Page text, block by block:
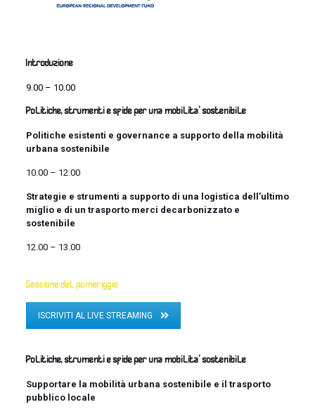
Introduzione
9.00 – 10.00
Politiche, strumenti e sfide per una mobilita’ sostenibile
Politiche esistenti e governance a supporto della mobilità
urbana sostenibile
10.00 – 12.00
Strategie e strumenti a supporto di una logistica dell’ultimo
miglio e di un trasporto merci decarbonizzato e
sostenibile
12.00 – 13.00
Sessione del pomeriggio
ISCRIVITI AL LIVE STREAMING
Politiche, strumenti e sfide per una mobilita’ sostenibile
Supportare la mobilità urbana sostenibile e il trasporto
pubblico locale